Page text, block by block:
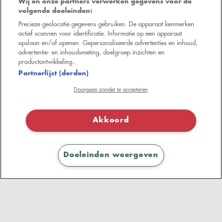
Branding
Verkeer & Acquisitie
Drive to store
Campagnes
Training
Nieuws
Over ons
Over ons
Wettelijke
Privacy policy
Wij en onze partners verwerken gegevens voor de
volgende doeleinden:
Precieze geolocatie gegevens gebruiken. De apparaat kenmerken
actief scannen voor identificatie. Informatie op een apparaat
opslaan en/of openen. Gepersonaliseerde advertenties en inhoud,
advertentie- en inhoudsmeting, doelgroep inzichten en
productontwikkeling..
Partnerlijst (derden)
Doorgaan zonder te accepteren
Akkoord
Doeleinden weergeven